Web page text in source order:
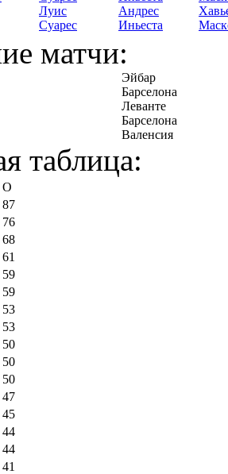
Луис
Суарес
Андрес
Иньеста
матчи:
Эйбар
Барселона
Леванте
Барселона
Валенсия
таблица:
О
87
76
68
61
59
59
53
53
50
50
50
47
45
44
44
41